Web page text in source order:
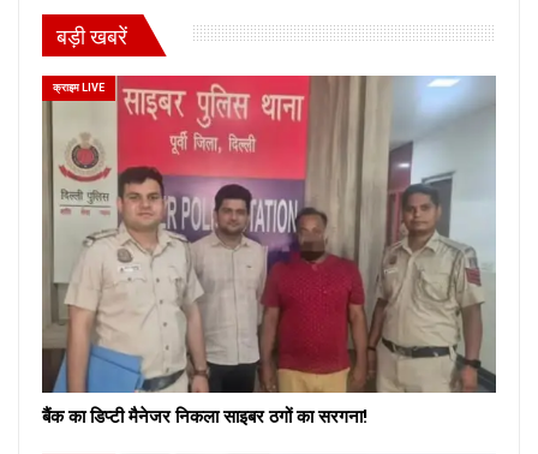
बड़ी खबरें
क्राइम LIVE
बैंक का डिप्टी मैनेजर निकला साइबर ठगों का सरगना!